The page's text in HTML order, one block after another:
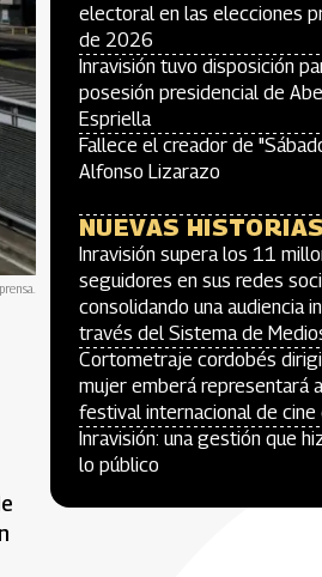
electoral en las elecciones
de 2026
Inravisión tuvo disposición
posesión presidencial de
Espriella
Fallece el creador de
Alfonso Lizarazo
NUEVAS HISTORIAS
Inravisión supera los 11
seguidores en sus redes
consolidando una audiencia
través del Sistema de
Cortometraje cordobés
mujer emberá representará
festival internacional de cine
Inravisión: una gestión que
lo público